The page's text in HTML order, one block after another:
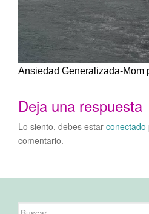
Ansiedad Generalizada-Mom
Deja una respuesta
Lo siento, debes estar conectado
comentario.
Buscar: